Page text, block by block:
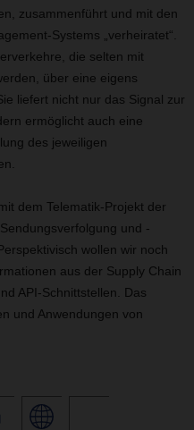
zusammenführt und mit den
Systems „verheiratet“.
die selten mit
über eine eigens
liefert nicht nur das Signal zur
ermöglicht auch eine
des jeweiligen
dem Telematik-Projekt der
und -
wollen wir noch
aus der Supply Chain
API-Schnittstellen. Das
und Anwendungen von